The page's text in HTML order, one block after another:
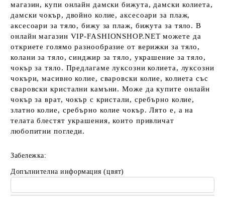
магазин, купи онлайн дамски бижута, дамски колиета,
дамски чокър, двойно колие, аксесоари за плаж,
аксесоари за тяло, бижу за плаж, бижута за тяло. В
онлайн магазин VIP-FASHIONSHOP.NET можете да
откриете голямо разнообразие от верижки за тяло,
колани за тяло, синджир за тяло, украшение за тяло,
чокър за тяло. Предлагаме луксозни колиета, луксозни
чокъри, масивно колие, сваровски колие, колиета със
сваровски кристални камъни. Може да купите онлайн
чокър за врат, чокър с кристали, сребърно колие,
златно колие, сребърно колие чокър. Лято е, а на
телата блестят украшения, които привличат
любопитни погледи.
Забележка:
Допълнителна информация (цвят)